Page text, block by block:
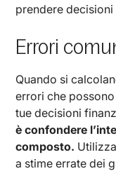
prendere
Errori
Quando si
errori che
tue decisioni
è confondere
composto.
a stime errate dei